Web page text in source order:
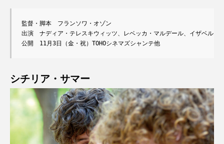
監督・脚本　フランソワ・オゾン
出演　ナディア・テレスキウィッツ、レベッカ・マルデール、イザベル
公開　11月3日（金・祝）TOHOシネマズシャンテ他
シチリア・サマー